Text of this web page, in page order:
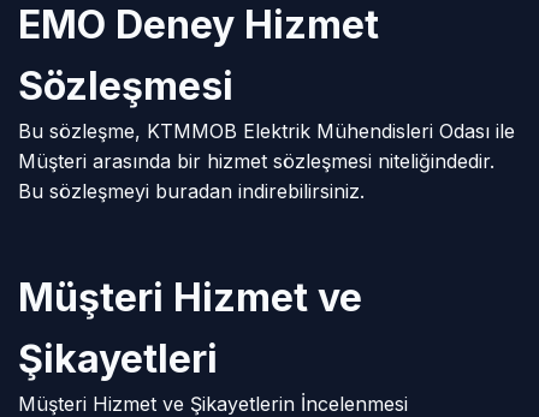
EMO Deney Hizmet
Sözleşmesi
Bu sözleşme, KTMMOB Elektrik Mühendisleri Odası ile
Müşteri arasında bir hizmet sözleşmesi niteliğindedir.
Bu sözleşmeyi buradan indirebilirsiniz.
Müşteri Hizmet ve
Şikayetleri
Müşteri Hizmet ve Şikayetlerin İncelenmesi